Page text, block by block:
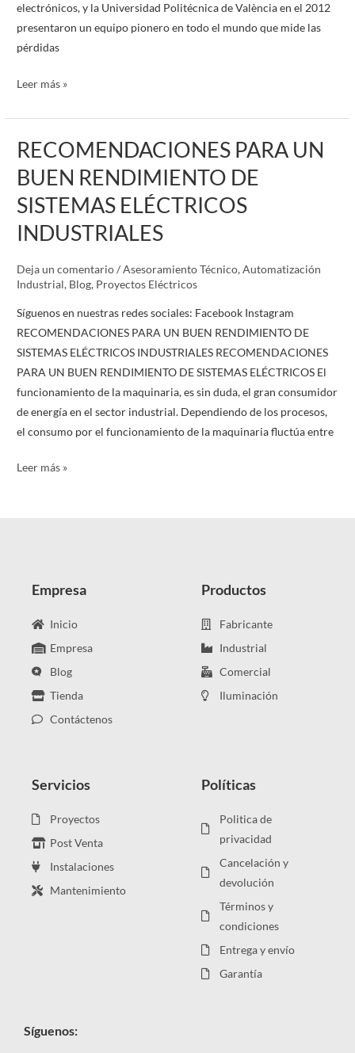
electrónicos, y la Universidad Politécnica de València en el 2012
presentaron un equipo pionero en todo el mundo que mide las
pérdidas
Leer más »
RECOMENDACIONES PARA UN
BUEN RENDIMIENTO DE
SISTEMAS ELÉCTRICOS
INDUSTRIALES
Deja un comentario/Asesoramiento Técnico,Automatización
Industrial, Blog, Proyectos Eléctricos
Síguenos en nuestras redes sociales: Facebook Instagram
RECOMENDACIONES PARA UN BUEN RENDIMIENTO DE
SISTEMAS ELÉCTRICOS INDUSTRIALES RECOMENDACIONES
PARA UN BUEN RENDIMIENTO DE SISTEMAS ELÉCTRICOS El
funcionamiento de la maquinaria, es sin duda, el gran consumidor
de energía en el sector industrial. Dependiendo de los procesos,
el consumo por el funcionamiento de la maquinaria fluctúa entre
RECOMENDACIONES
UN
BUEN
RENDIMIENTO
DE
SISTEMAS
ELÉCTRICOS
Leer más »
Empresa
Inicio
Empresa
Blog
Tienda
Contáctenos
Productos
Fabricante
Industrial
Comercial
Iluminación
Servicios
Proyectos
Post Venta
Instalaciones
Mantenimiento
Políticas
Politica de
privacidad
Cancelación y
devolución
Términos y
condiciones
Entrega y envío
Garantía
Síguenos: